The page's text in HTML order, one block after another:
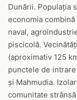
Dunării. Populația
economia
naval,
piscicolă.
(aproximativ 125
punctele de
și Mahmudia.
comunitate